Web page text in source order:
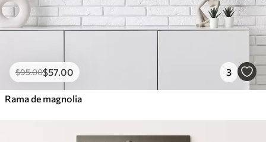
$95.00$57.00 3
Rama de magnolia